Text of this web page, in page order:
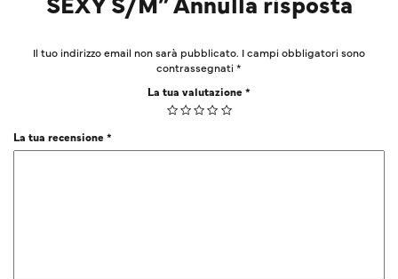
Il tuo indirizzo email non sarà pubblicato. I campi obbligatori sono
contrassegnati*
La tua valutazione*
La tua recensione*